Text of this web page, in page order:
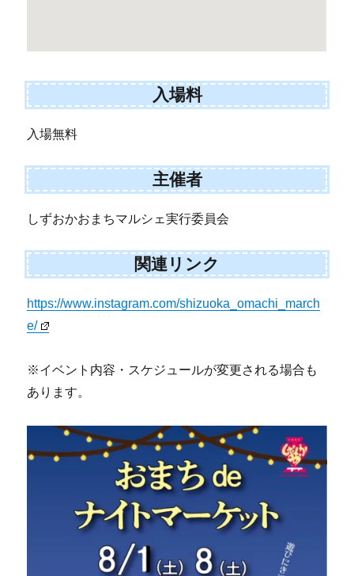
入場料
入場無料
主催者
しずおかおまちマルシェ実行委員会
関連リンク
https://www.instagram.com/shizuoka_omachi_march
e/
※イベント内容・スケジュールが変更される場合も
あります。